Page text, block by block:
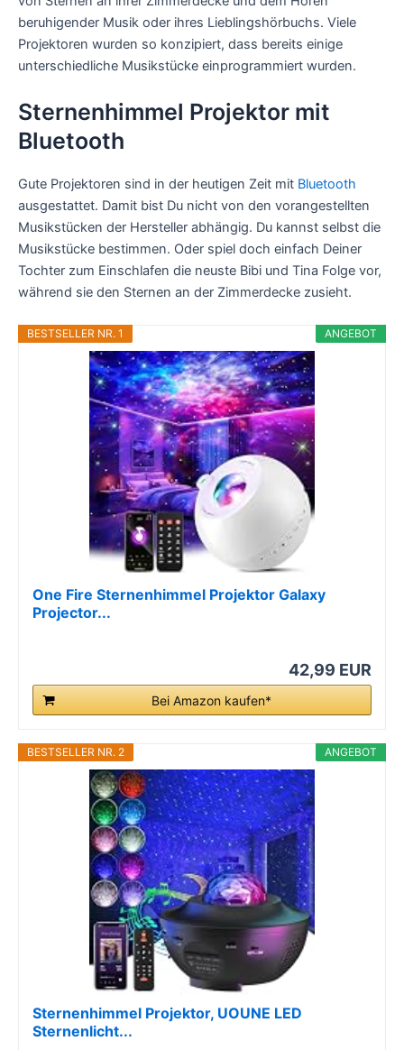
beruhigender Musik oder ihres Lieblingshörbuchs. Viele
Projektoren wurden so konzipiert, dass bereits einige
unterschiedliche Musikstücke einprogrammiert wurden.
Sternenhimmel Projektor mit
Bluetooth
Gute Projektoren sind in der heutigen Zeit mit Bluetooth
ausgestattet. Damit bist Du nicht von den vorangestellten
Musikstücken der Hersteller abhängig. Du kannst selbst die
Musikstücke bestimmen. Oder spiel doch einfach Deiner
Tochter zum Einschlafen die neuste Bibi und Tina Folge vor,
während sie den Sternen an der Zimmerdecke zusieht.
ANGEBOT
BESTSELLER NR. 1
One Fire Sternenhimmel Projektor Galaxy
Projector...
42,99 EUR
Bei Amazon kaufen*
ANGEBOT
BESTSELLER NR. 2
Sternenhimmel Projektor, UOUNE LED
Sternenlicht...